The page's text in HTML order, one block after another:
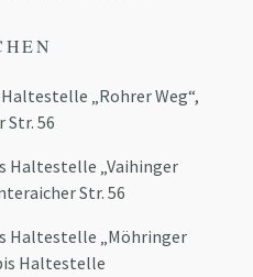
„Rohrer Weg“,
Str. 56
Haltestelle „Vaihinger
Str. 56
Haltestelle „Möhringer
Haltestelle